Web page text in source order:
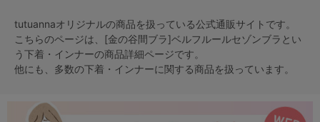
tutuannaオリジナルの商品を扱っている公式通販サイトです。
こちらのページは、[金の谷間ブラ]ベルフルールセゾンブラとい
う下着・インナーの商品詳細ページです。
他にも、多数の下着・インナーに関する商品を扱っています。